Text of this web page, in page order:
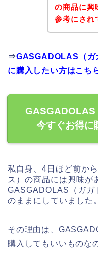
の商品に興
参考にされ
⇒GASGADOLAS（ガ
に購入したい方はこち
GASGADOLAS
今すぐお得に
私自身、4日ほど前か
ス）の商品には興味が
GASGADOLAS（ガガ
のままにしていました。
その理由は、
購入してもいいものな